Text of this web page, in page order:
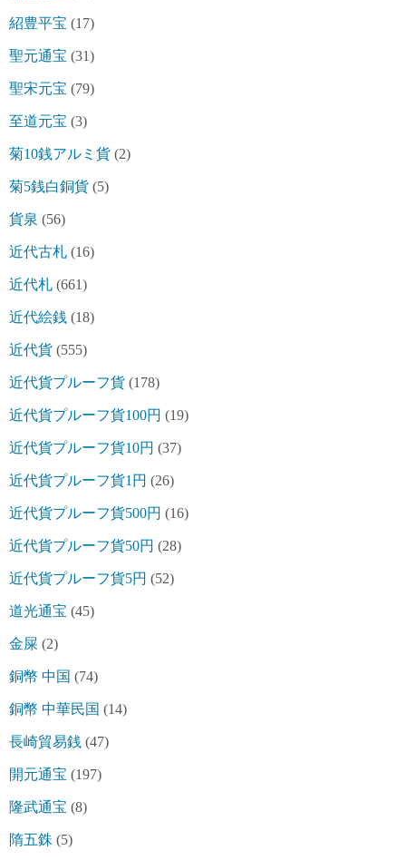
紹豊平宝 (17)
聖元通宝 (31)
聖宋元宝 (79)
至道元宝 (3)
菊10銭アルミ貨 (2)
菊5銭白銅貨 (5)
貨泉 (56)
近代古札 (16)
近代札 (661)
近代絵銭 (18)
近代貨 (555)
近代貨プルーフ貨 (178)
近代貨プルーフ貨100円 (19)
近代貨プルーフ貨10円 (37)
近代貨プルーフ貨1円 (26)
近代貨プルーフ貨500円 (16)
近代貨プルーフ貨50円 (28)
近代貨プルーフ貨5円 (52)
道光通宝 (45)
金屎 (2)
銅幣 中国 (74)
銅幣 中華民国 (14)
長崎貿易銭 (47)
開元通宝 (197)
隆武通宝 (8)
隋五銖 (5)